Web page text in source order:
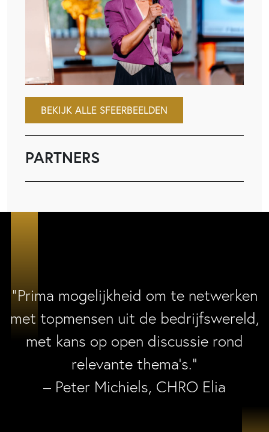
BEKIJK ALLE SFEERBEELDEN
PARTNERS
“Prima mogelijkheid om te netwerken
met topmensen uit de bedrijfswereld,
met kans op open discussie rond
relevante thema’s.”
– Peter Michiels, CHRO Elia